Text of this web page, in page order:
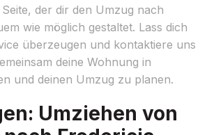
der dir den Umzug nach
wie möglich gestaltet. Lass dich
überzeugen und kontaktiere uns
deine Wohnung in
und deinen Umzug zu planen.
Umziehen von